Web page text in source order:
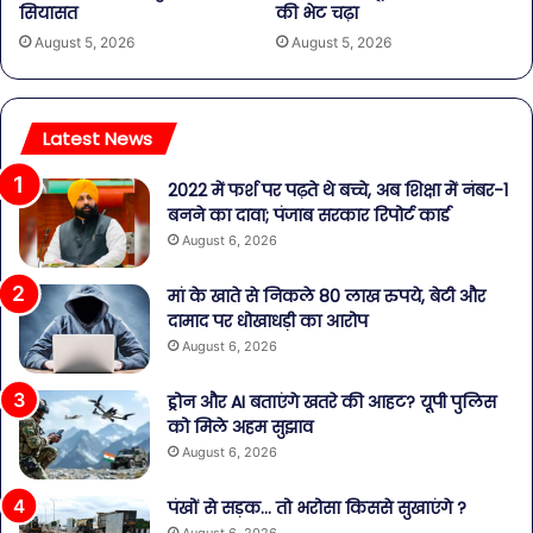
सियासत
August 5, 2026
की भेट चढ़ा
August 5, 2026
Latest News
2022 में फर्श पर पढ़ते थे बच्चे, अब शिक्षा में नंबर-1
बनने का दावा; पंजाब सरकार रिपोर्ट कार्ड
August 6, 2026
मां के खाते से निकले 80 लाख रुपये, बेटी और
दामाद पर धोखाधड़ी का आरोप
August 6, 2026
ड्रोन और AI बताएंगे खतरे की आहट? यूपी पुलिस
को मिले अहम सुझाव
August 6, 2026
पंखों से सड़क… तो भरोसा किससे सुखाएंगे ?